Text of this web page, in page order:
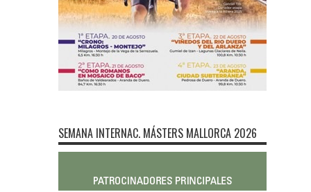
SEMANA INTERNAC. MÁSTERS MALLORCA 2026